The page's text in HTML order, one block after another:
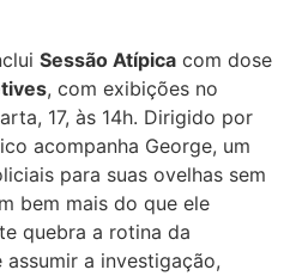
Sessão Atípica com dose
, com exibições no
17, às 14h. Dirigido por
acompanha George, um
para suas ovelhas sem
bem mais do que ele
quebra a rotina da
a investigação,